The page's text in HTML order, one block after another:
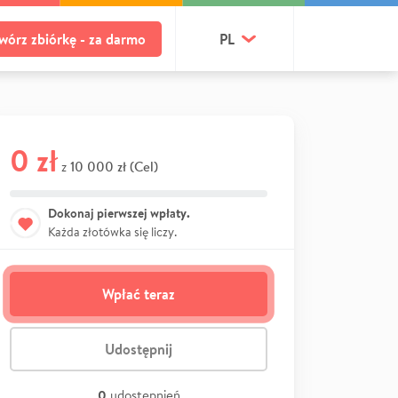
zbiórkę - za darmo PL
0 zł z 10 000 zł (Cel)
Dokonaj pierwszej wpłaty.
Każda złotówka się liczy.
Wpłać teraz
Udostępnij